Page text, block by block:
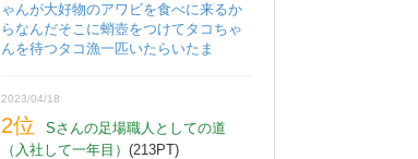
ゃんが大好物のアワビを食べに来るか
らなんだそこに蛸壺をつけてタコちゃ
んを待つタコ漁一匹いたらいたま
2023/04/18
2位
Sさんの足場職人としての道
（入社して一年目） (213PT)